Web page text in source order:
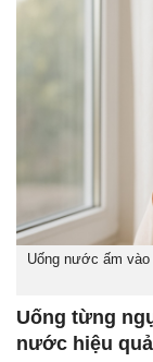
Uống nước ấm
Uống từng
nước hiệu quả